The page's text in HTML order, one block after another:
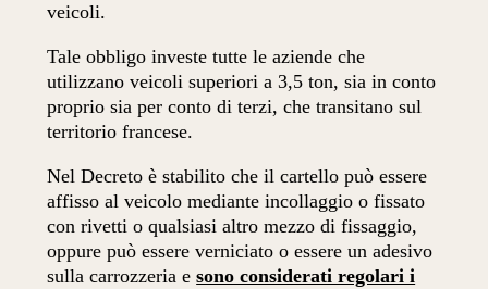
veicoli.
Tale obbligo investe tutte le aziende che
utilizzano veicoli superiori a 3,5 ton, sia in conto
proprio sia per conto di terzi, che transitano sul
territorio francese.
Nel Decreto è stabilito che il cartello può essere
affisso al veicolo mediante incollaggio o fissato
con rivetti o qualsiasi altro mezzo di fissaggio,
oppure può essere verniciato o essere un adesivo
sulla carrozzeria esono considerati regolari i